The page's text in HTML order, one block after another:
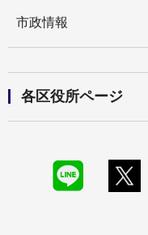
市政情報
各区役所ページ